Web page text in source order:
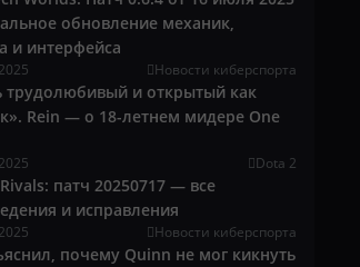
обновление механик,
и интерфейса
Новости киберспорта
трудолюбивый и открытый как
Rein — о 18-летнем мидере One
Dota 2
патч 20250717 — все
и исправления
Новости киберспорта
почему Quinn не мог кикнуть